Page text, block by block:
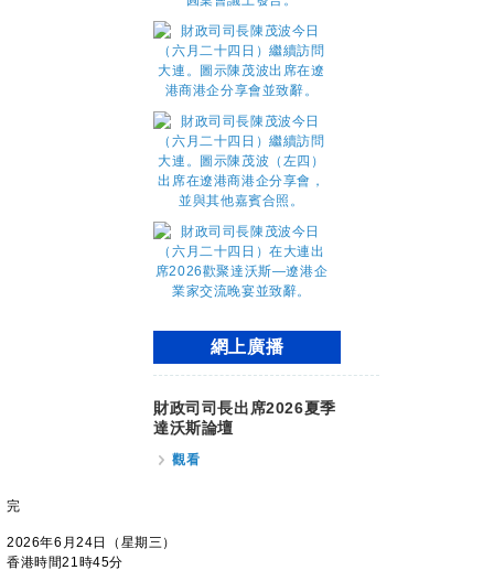
網上廣播
財政司司長出席2026夏季
達沃斯論壇
觀看
完
2026年6月24日（星期三）
香港時間21時45分